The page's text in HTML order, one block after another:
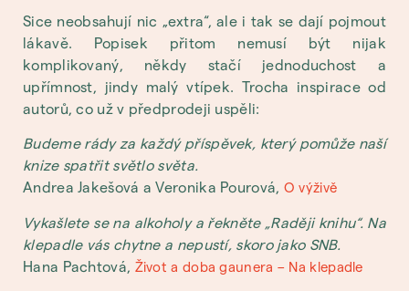
Sice neobsahují nic „extra“, ale i tak se dají pojmout
lákavě. Popisek přitom nemusí být nijak
komplikovaný, někdy stačí jednoduchost a
upřímnost, jindy malý vtípek. Trocha inspirace od
autorů, co už v předprodeji uspěli:
Budeme rády za každý příspěvek, který pomůže naší
knize spatřit světlo světa.
Andrea Jakešová a Veronika Pourová, O výživě
Vykašlete se na alkoholy a řekněte „Raději knihu“. Na
klepadle vás chytne a nepustí, skoro jako SNB.
Hana Pachtová, Život a doba gaunera – Na klepadle